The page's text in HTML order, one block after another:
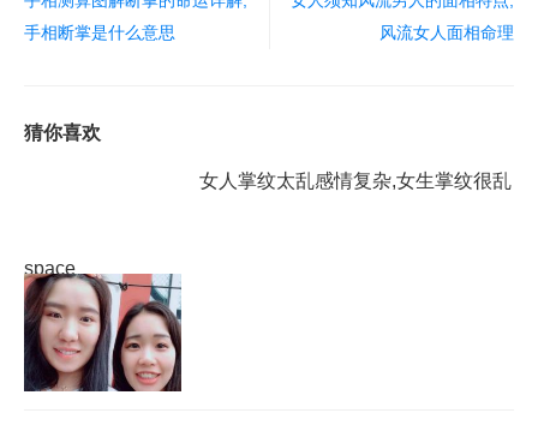
手相断掌是什么意思
风流女人面相命理
猜你喜欢
space
女人掌纹太乱感情复杂,女生掌纹很乱